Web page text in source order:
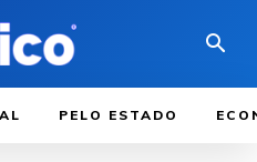
PELO ESTADO